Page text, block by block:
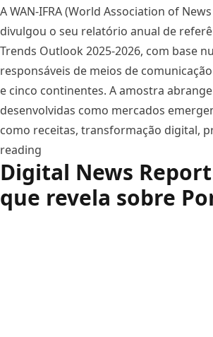
A WAN-IFRA (World Association of
divulgou o seu relatório anual de
Trends Outlook 2025-2026, com base
responsáveis de meios de
e cinco continentes. A amostra
desenvolvidas como mercados
como receitas, transformação digital,
reading
Digital News
que revela sobre